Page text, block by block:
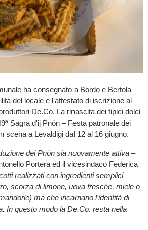
ha consegnato a Bordo e Bertola
del locale e l'attestato di iscrizione al
De.Co. La rinascita dei tipici dolci
Sagra d'ij Pnön – Festa patronale dei
scena a Levaldigi dal 12 al 16 giugno.
dei Pnön sia nuovamente attiva–
Portera ed il vicesindaco Federica
realizzati con ingredienti semplici
scorza di limone, uova fresche, miele o
ma che incarnano l'identità di
In questo modo la De.Co. resta nella